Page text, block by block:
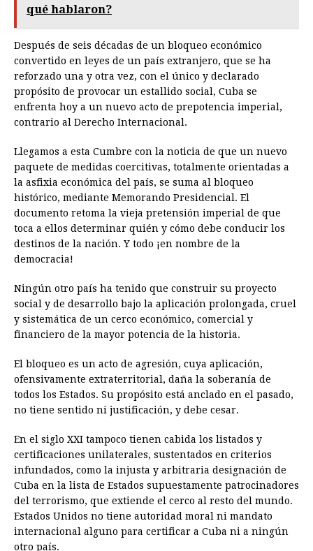
qué hablaron?
Después de seis décadas de un bloqueo económico
convertido en leyes de un país extranjero, que se ha
reforzado una y otra vez, con el único y declarado
propósito de provocar un estallido social, Cuba se
enfrenta hoy a un nuevo acto de prepotencia imperial,
contrario al Derecho Internacional.
Llegamos a esta Cumbre con la noticia de que un nuevo
paquete de medidas coercitivas, totalmente orientadas a
la asfixia económica del país, se suma al bloqueo
histórico, mediante Memorando Presidencial. El
documento retoma la vieja pretensión imperial de que
toca a ellos determinar quién y cómo debe conducir los
destinos de la nación. Y todo ¡en nombre de la
democracia!
Ningún otro país ha tenido que construir su proyecto
social y de desarrollo bajo la aplicación prolongada, cruel
y sistemática de un cerco económico, comercial y
financiero de la mayor potencia de la historia.
El bloqueo es un acto de agresión, cuya aplicación,
ofensivamente extraterritorial, daña la soberanía de
todos los Estados. Su propósito está anclado en el pasado,
no tiene sentido ni justificación, y debe cesar.
En el siglo XXI tampoco tienen cabida los listados y
certificaciones unilaterales, sustentados en criterios
infundados, como la injusta y arbitraria designación de
Cuba en la lista de Estados supuestamente patrocinadores
del terrorismo, que extiende el cerco al resto del mundo.
Estados Unidos no tiene autoridad moral ni mandato
internacional alguno para certificar a Cuba ni a ningún
otro país.